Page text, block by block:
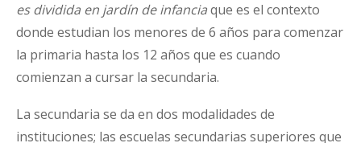
es dividida en jardín de infanciaque es el contexto
donde estudian los menores de 6 años para comenzar
la primaria hasta los 12 años que es cuando
comienzan a cursar la secundaria.
La secundaria se da en dos modalidades de
instituciones; las escuelas secundarias superiores que